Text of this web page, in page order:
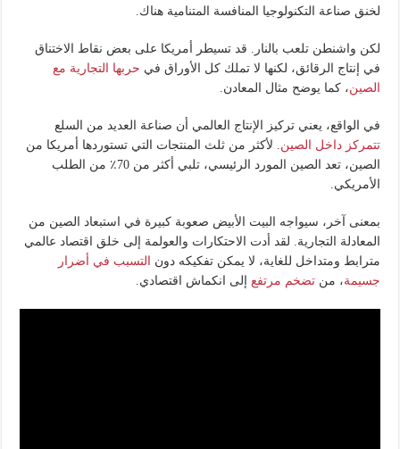
لخنق صناعة التكنولوجيا المنافسة المتنامية هناك.
لكن واشنطن تلعب بالنار. قد تسيطر أمريكا على بعض نقاط الاختناق
في إنتاج الرقائق، لكنها لا تملك كل الأوراق في حربها التجارية مع
الصين، كما يوضح مثال المعادن.
في الواقع، يعني تركيز الإنتاج العالمي أن صناعة العديد من السلع
تتمركز داخل الصين. لأكثر من ثلث المنتجات التي تستوردها أمريكا من
الصين، تعد الصين المورد الرئيسي، تلبي أكثر من 70٪ من الطلب
الأمريكي.
بمعنى آخر، سيواجه البيت الأبيض صعوبة كبيرة في استبعاد الصين من
المعادلة التجارية. لقد أدت الاحتكارات والعولمة إلى خلق اقتصاد عالمي
مترابط ومتداخل للغاية، لا يمكن تفكيكه دون التسبب في أضرار
جسيمة، منتضخم مرتفع إلى انكماش اقتصادي.